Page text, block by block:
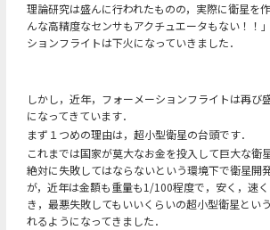
理論研究は盛んに行われたものの，実際に衛星を
んな高精度なセンサもアクチュエータもない！！
ションフライトは下火になっていきました．
しかし，近年，フォーメーションフライトは再び
になってきています．
まず１つめの理由は，超小型衛星の台頭です．
これまでは国家が莫大なお金を投入して巨大な衛
絶対に失敗してはならないという環境下で衛星開
が，近年は金額も重量も1/100程度で，安く，速
き，最悪失敗してもいいくらいの超小型衛星とい
れるようになってきました．